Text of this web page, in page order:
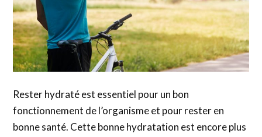
Rester hydraté est essentiel pour un bon
fonctionnement de l’organisme et pour rester en
bonne santé. Cette bonne hydratation est encore plus